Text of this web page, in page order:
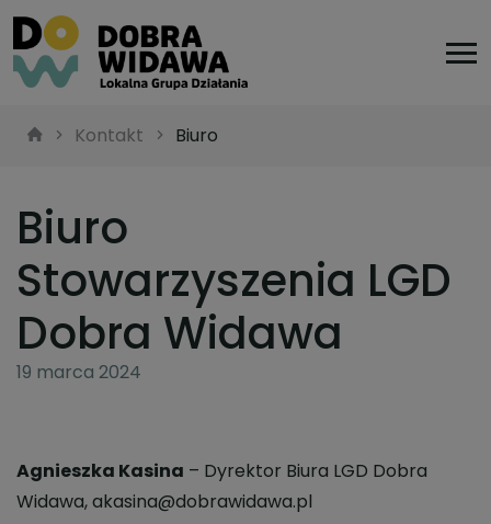
Kontakt Biuro
Biuro
Stowarzyszenia LGD
Dobra Widawa
19 marca 2024
Agnieszka Kasina – Dyrektor Biura LGD Dobra
Widawa, akasina@dobrawidawa.pl